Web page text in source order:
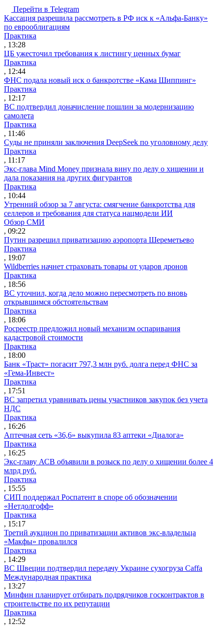
Перейти в Telegram
Кассация разрешила рассмотреть в РФ иск к «Альфа-Банку»
по еврооблигациям
Практика
, 13:28
ЦБ ужесточил требования к листингу ценных бумаг
Практика
, 12:44
ФНС подала новый иск о банкротстве «Кама Шиппинг»
Практика
, 12:17
ВС подтвердил доначисление пошлин за модернизацию
самолета
Практика
, 11:46
Суды не приняли заключения DeepSeek по уголовному делу
Практика
, 11:17
Экс-глава Mind Money признала вину по делу о хищении и
дала показания на других фигурантов
Практика
, 10:44
Утренний обзор за 7 августа: смягчение банкротства для
селлеров и требования для статуса нацмодели ИИ
Обзор СМИ
, 09:22
Путин разрешил приватизацию аэропорта Шереметьево
Практика
, 19:07
Wildberries начнет страховать товары от ударов дронов
Практика
, 18:56
ВС уточнил, когда дело можно пересмотреть по вновь
открывшимся обстоятельствам
Практика
, 18:06
Росреестр предложил новый механизм оспаривания
кадастровой стоимости
Практика
, 18:00
Банк «Траст» погасит 797,3 млн руб. долга перед ФНС за
«Гема-Инвест»
Практика
, 17:51
ВС запретил уравнивать цены участников закупок без учета
НДС
Практика
, 16:26
Аптечная сеть «36,6» выкупила 83 аптеки «Диалога»
Практика
, 16:25
Экс-главу АСВ объявили в розыск по делу о хищении более 4
млрд руб.
Практика
, 15:55
СИП поддержал Роспатент в споре об обозначении
«Нетдолгофф»
Практика
, 15:17
Третий аукцион по приватизации активов экс-владельца
«Макфы» провалился
Практика
, 14:29
ВС Швеции подтвердил передачу Украине сухогруза Caffa
Международная практика
, 13:27
Минфин планирует отбирать подрядчиков госконтрактов в
строительстве по их репутации
Практика
, 12:52